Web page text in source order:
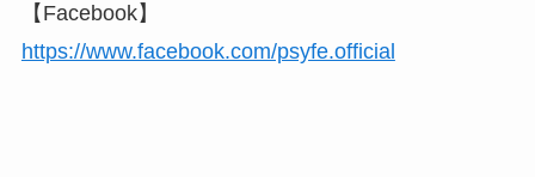
【Facebook】
https://www.facebook.com/psyfe.official